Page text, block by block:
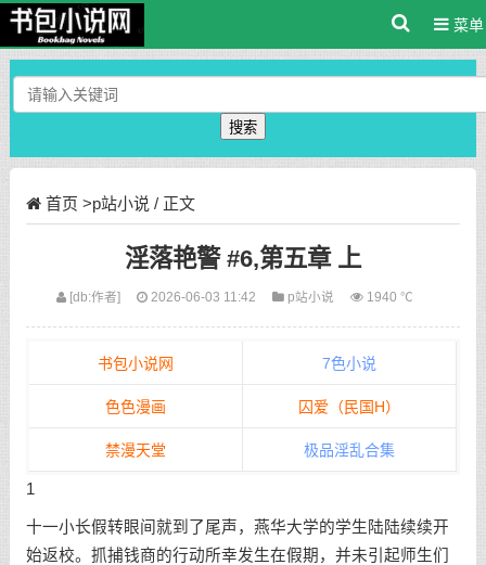
菜单
搜索
首页 >p站小说 / 正文
淫落艳警 #6,第五章 上
[db:作者] 2026-06-03 11:42 p站小说 1940 ℃
书包小说网 7色小说
色色漫画 囚爱（民国H）
禁漫天堂 极品淫乱合集
1
十一小长假转眼间就到了尾声，燕华大学的学生陆陆续续开
始返校。抓捕钱商的行动所幸发生在假期，并未引起师生们